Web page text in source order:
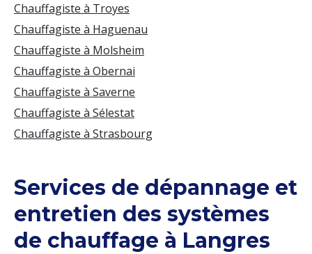
Chauffagiste à Troyes
Chauffagiste à Haguenau
Chauffagiste à Molsheim
Chauffagiste à Obernai
Chauffagiste à Saverne
Chauffagiste à Sélestat
Chauffagiste à Strasbourg
Services de dépannage et
entretien des systèmes
de chauffage à Langres